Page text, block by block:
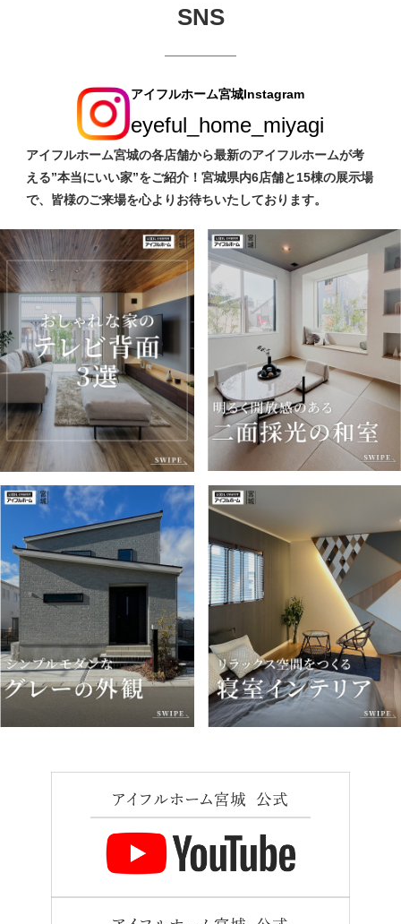
SNS
アイフルホーム宮城Instagram
eyeful_home_miyagi
アイフルホーム宮城の各店舗から最新のアイフルホームが考
える”本当にいい家”をご紹介！宮城県内6店舗と15棟の展示場
で、皆様のご来場を心よりお待ちいたしております。